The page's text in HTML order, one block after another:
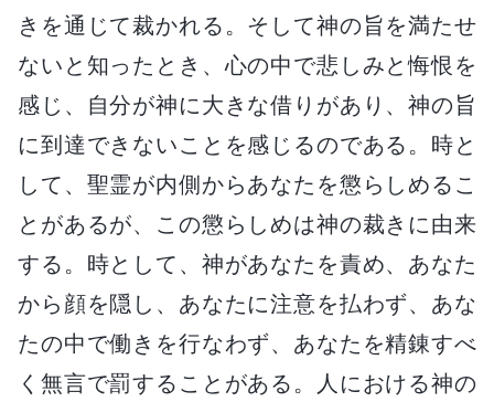
きを通じて裁かれる。そして神の旨を満たせ
ないと知ったとき、心の中で悲しみと悔恨を
感じ、自分が神に大きな借りがあり、神の旨
に到達できないことを感じるのである。時と
して、聖霊が内側からあなたを懲らしめるこ
とがあるが、この懲らしめは神の裁きに由来
する。時として、神があなたを責め、あなた
から顔を隠し、あなたに注意を払わず、あな
たの中で働きを行なわず、あなたを精錬すべ
く無言で罰することがある。人における神の